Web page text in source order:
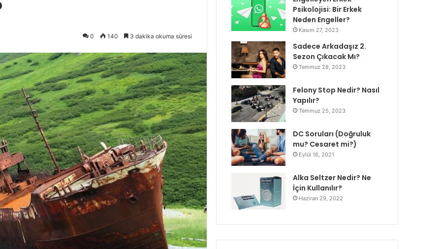
0 140 3 dakika okuma süresi
Psikolojisi: Bir Erkek
Neden Engeller?
Kasım 27, 2023
Sadece Arkadaşız 2.
Sezon Çıkacak Mı?
Temmuz 28, 2023
Felony Stop Nedir? Nasıl
Yapılır?
Temmuz 25, 2023
DC Soruları (Doğruluk
mu? Cesaret mi?)
Eylül 16, 2021
Alka Seltzer Nedir? Ne
İçin Kullanılır?
Haziran 29, 2022